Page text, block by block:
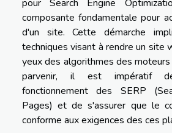
pour Search Engine
composante fondamentale pour
d'un site. Cette démarche
techniques visant à rendre un site
yeux des algorithmes des
parvenir, il est impératif
fonctionnement des SERP
Pages) et de s'assurer que le
conforme aux exigences des ces